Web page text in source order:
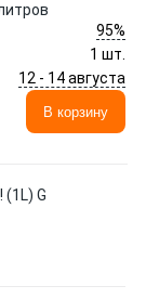
95%
1 шт.
12 - 14 августа
В корзину
G